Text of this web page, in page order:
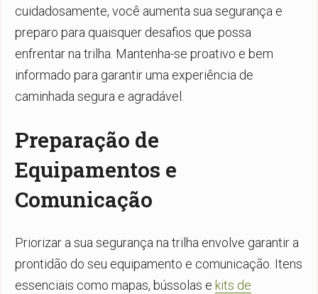
cuidadosamente, você aumenta sua segurança e
preparo para quaisquer desafios que possa
enfrentar na trilha. Mantenha-se proativo e bem
informado para garantir uma experiência de
caminhada segura e agradável.
Preparação de
Equipamentos e
Comunicação
Priorizar a sua segurança na trilha envolve garantir a
prontidão do seu equipamento e comunicação. Itens
essenciais como mapas, bússolas e kits de